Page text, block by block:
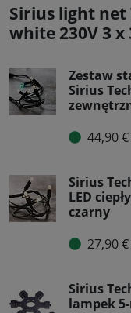
Sirius light net
white 230V 3
Zestaw
Sirius
44,90
Sirius
LED
czarny
27,90
Sirius
lampek